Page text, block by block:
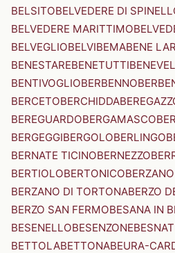
BELSITOBELVEDERE DI
BELVEDERE MARITTIMO
BELVEGLIOBELVIBEMABENE
BENESTAREBENETUTTI
BENTIVOGLIOBERBENNO
BERCETOBERCHIDDA
BEREGUARDOBERGAMASCO
BERGEGGIBERGOLOBERLINGO
BERNATE TICINOBERNEZZO
BERTIOLOBERTONICO
BERZANO DI TORTONABERZO
BERZO SAN FERMOBESANA IN
BESENELLOBESENZONE
BETTOLABETTONABEURA-